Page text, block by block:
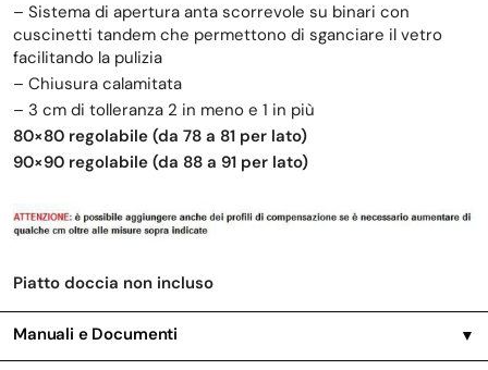
– Sistema di apertura anta scorrevole su binari con
cuscinetti tandem che permettono di sganciare il vetro
facilitando la pulizia
– Chiusura calamitata
– 3 cm di tolleranza 2 in meno e 1 in più
80×80 regolabile (da 78 a 81 per lato)
90×90 regolabile (da 88 a 91 per lato)
Piatto doccia non incluso
Manuali e Documenti ▼